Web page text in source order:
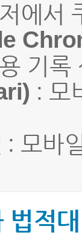
에서
기록
: 모
: 모바
적